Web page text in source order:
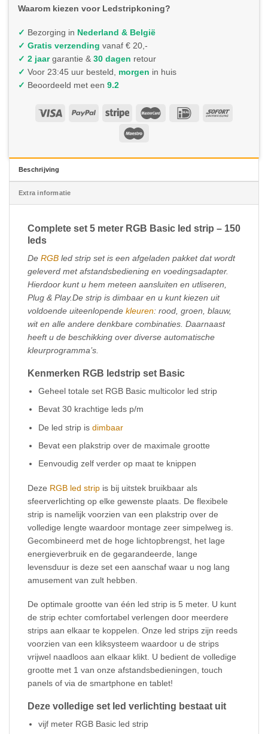
Waarom kiezen voor Ledstripkoning?
✓ Bezorging in Nederland & België
✓ Gratis verzending vanaf € 20,-
✓ 2 jaargarantie & 30 dagen retour
✓ Voor 23:45 uur besteld, morgen in huis
✓ Beoordeeld met een 9.2
Beschrijving
Extra informatie
Complete set 5 meter RGB Basic led strip – 150
leds
De RGB led strip set is een afgeladen pakket dat wordt
geleverd met afstandsbediening en voedingsadapter.
Hierdoor kunt u hem meteen aansluiten en utliseren,
Plug & Play.De strip is dimbaar en u kunt kiezen uit
voldoende uiteenlopende kleuren: rood, groen, blauw,
wit en alle andere denkbare combinaties. Daarnaast
heeft u de beschikking over diverse automatische
kleurprogramma’s.
Kenmerken RGB ledstrip set Basic
Geheel totale set RGB Basic multicolor led strip
Bevat 30 krachtige leds p/m
De led strip isdimbaar
Bevat een plakstrip over de maximale grootte
Eenvoudig zelf verder op maat te knippen
Deze RGB led strip is bij uitstek bruikbaar als
sfeerverlichting op elke gewenste plaats. De flexibele
strip is namelijk voorzien van een plakstrip over de
volledige lengte waardoor montage zeer simpelweg is.
Gecombineerd met de hoge lichtopbrengst, het lage
energieverbruik en de gegarandeerde, lange
levensduur is deze set een aanschaf waar u nog lang
amusement van zult hebben.
De optimale grootte van één led strip is 5 meter. U kunt
de strip echter comfortabel verlengen door meerdere
strips aan elkaar te koppelen. Onze led strips zijn reeds
voorzien van een kliksysteem waardoor u de strips
vrijwel naadloos aan elkaar klikt. U bedient de volledige
grootte met 1 van onze afstandsbedieningen, touch
panels of via de smartphone en tablet!
Deze volledige set led verlichting bestaat uit
vijf meter RGB Basic led strip